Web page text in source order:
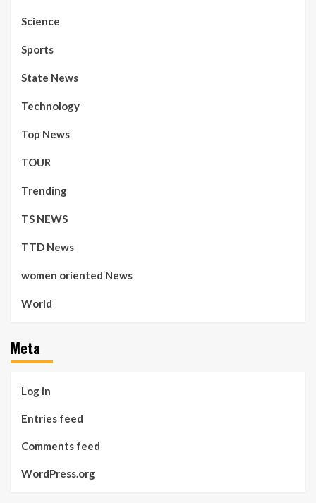
Science
Sports
State News
Technology
Top News
TOUR
Trending
TS NEWS
TTD News
women oriented News
World
Meta
Log in
Entries feed
Comments feed
WordPress.org